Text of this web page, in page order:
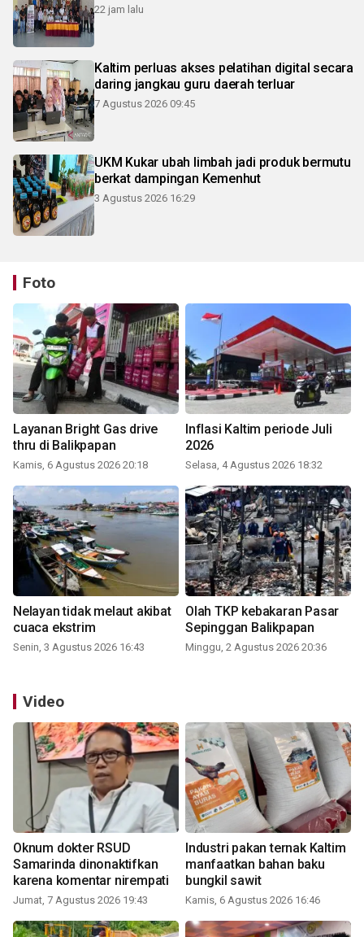
22 jam lalu
Kaltim perluas akses pelatihan digital secara
daring jangkau guru daerah terluar
7 Agustus 2026 09:45
UKM Kukar ubah limbah jadi produk bermutu
berkat dampingan Kemenhut
3 Agustus 2026 16:29
Foto
Layanan Bright Gas drive
thru di Balikpapan
Kamis, 6 Agustus 2026 20:18
Inflasi Kaltim periode Juli
2026
Selasa, 4 Agustus 2026 18:32
Nelayan tidak melaut akibat
cuaca ekstrim
Senin, 3 Agustus 2026 16:43
Olah TKP kebakaran Pasar
Sepinggan Balikpapan
Minggu, 2 Agustus 2026 20:36
Video
Oknum dokter RSUD
Samarinda dinonaktifkan
karena komentar nirempati
Jumat, 7 Agustus 2026 19:43
Industri pakan ternak Kaltim
manfaatkan bahan baku
bungkil sawit
Kamis, 6 Agustus 2026 16:46